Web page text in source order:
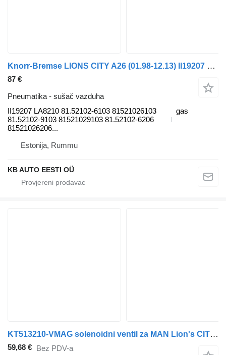
Knorr-Bremse LIONS CITY A26 (01.98-12.13) II19207 LA8210 sušač vazduha za MAN Lion's bus (1991-) autobusa
87 €
Pneumatika - sušač vazduha
II19207 LA8210 81.52102-6103 81521026103
81.52102-9103 81521029103 81.52102-6206
81521026206...
gas
Estonija, Rummu
KB AUTO EESTI OÜ
KT513210-VMAG solenoidni ventil za MAN Lion's CITY A26 autobusa
59,68 € Bez PDV-a